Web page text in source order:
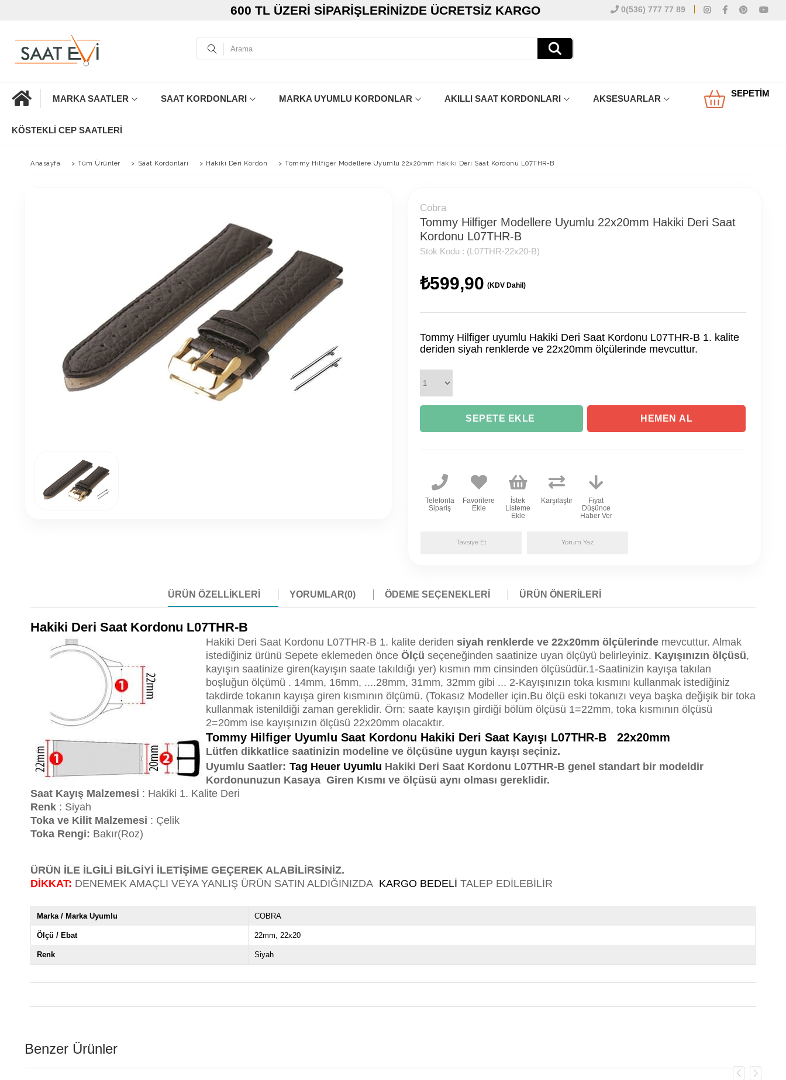
600 TL ÜZERI SIPARIŞLERINIZDE ÜCRETSIZ KARGO 0(536) 777 77 89
SEPETIM
MARKA SAATLER SAAT KORDONLARI MARKA UYUMLU KORDONLAR AKILLI SAAT KORDONLARI AKSESUARLAR
KÖSTEKLI CEP SAATLERI
Anasayfa > Tüm Ürünler > Saat Kordonları > Hakiki Deri Kordon > Tommy Hilfiger Modellere Uyumlu 22x20mm Hakiki Deri Saat Kordonu L07THR-B
Cobra
Tommy Hilfiger Modellere Uyumlu 22x20mm Hakiki Deri Saat
Kordonu L07THR-B
Stok Kodu : (L07THR-22x20-B)
₺599,90 (KDV Dahil)
Tommy Hilfiger uyumlu Hakiki Deri Saat Kordonu L07THR-B 1. kalite
deriden siyah renklerde ve 22x20mm ölçülerinde mevcuttur.
Telefonla
Sipariş
Favorilere
Ekle
İstek
Listeme
Ekle
Karşılaştır
Fiyat
Düşünce
Haber Ver
Tavsiye Et Yorum Yaz
ÜRÜN ÖZELLIKLERI YORUMLAR(0) ÖDEME SEÇENEKLERI ÜRÜN ÖNERILERI
Hakiki Deri Saat Kordonu L07THR-B
Hakiki Deri Saat Kordonu L07THR-B 1. kalite deriden siyah renklerde ve 22x20mm ölçülerinde mevcuttur. Almak
istediğiniz ürünü Sepete eklemeden önce Ölçü seçeneğinden saatinize uyan ölçüyü belirleyiniz. Kayışınızın ölçüsü,
kayışın saatinize giren(kayışın saate takıldığı yer) kısmın mm cinsinden ölçüsüdür.1-Saatinizin kayışa takılan
boşluğun ölçümü . 14mm, 16mm, ....28mm, 31mm, 32mm gibi ... 2-Kayışınızın toka kısmını kullanmak istediğiniz
takdirde tokanın kayışa giren kısmının ölçümü. (Tokasız Modeller için.Bu ölçü eski tokanızı veya başka değişik bir toka
kullanmak istenildiği zaman gereklidir. Örn: saate kayışın girdiği bölüm ölçüsü 1=22mm, toka kısmının ölçüsü
2=20mm ise kayışınızın ölçüsü 22x20mm olacaktır.
Tommy Hilfiger Uyumlu Saat Kordonu Hakiki Deri Saat Kayışı L07THR-B 22x20mm
Lütfen dikkatlice saatinizin modeline ve ölçüsüne uygun kayışı seçiniz.
Uyumlu Saatler: Tag Heuer Uyumlu Hakiki Deri Saat Kordonu L07THR-B genel standart bir modeldir
Kordonunuzun Kasaya Giren Kısmı ve ölçüsü aynı olması gereklidir.
Saat Kayış Malzemesi : Hakiki 1. Kalite Deri
Renk : Siyah
Toka ve Kilit Malzemesi : Çelik
Toka Rengi: Bakır(Roz)
ÜRÜN İLE İLGİLİ BİLGİYİ İLETİŞİME GEÇEREK ALABİLİRSİNİZ.
DİKKAT: DENEMEK AMAÇLI VEYA YANLIŞ ÜRÜN SATIN ALDIĞINIZDA KARGO BEDELİ TALEP EDİLEBİLİR
Marka / Marka Uyumlu COBRA
Ölçü / Ebat 22mm 22x20
Renk Siyah
Benzer Ürünler